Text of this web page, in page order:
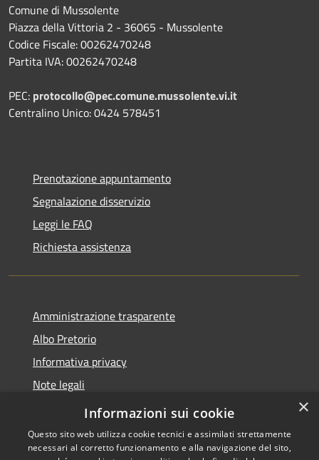
Comune di Mussolente
Piazza della Vittoria 2 - 36065 - Mussolente
Codice Fiscale: 00262470248
Partita IVA: 00262470248
PEC: protocollo@pec.comune.mussolente.vi.it
Centralino Unico: 0424 578451
Prenotazione appuntamento
Segnalazione disservizio
Leggi le FAQ
Richiesta assistenza
Amministrazione trasparente
Albo Pretorio
Informativa privacy
Note legali
Dichiarazione di accessibilità
×
Informazioni sui cookie
Questo sito web utilizza cookie tecnici e assimilati strettamente
necessari al corretto funzionamento e alla navigazione del sito,